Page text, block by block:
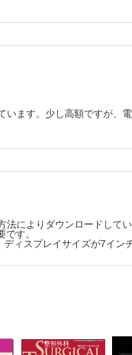
ます。少し高額ですが、
によりダウンロードして
す。
ィスプレイサイズが7イン